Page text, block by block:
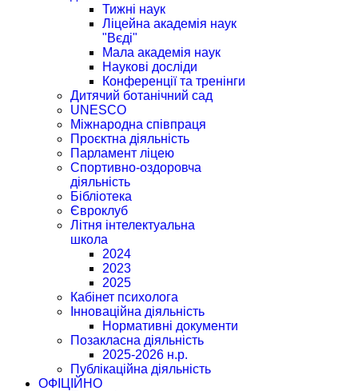
Тижні наук
Ліцейна академія наук
"Вєді"
Мала академія наук
Наукові досліди
Конференції та тренінги
Дитячий ботанічний сад
UNESCO
Міжнародна співпраця
Проєктна діяльність
Парламент ліцею
Спортивно-оздоровча
діяльність
Бібліотека
Євроклуб
Літня інтелектуальна
школа
2024
2023
2025
Кабінет психолога
Інноваційна діяльність
Нормативні документи
Позакласна діяльність
2025-2026 н.р.
Публікаційна діяльність
ОФІЦІЙНО